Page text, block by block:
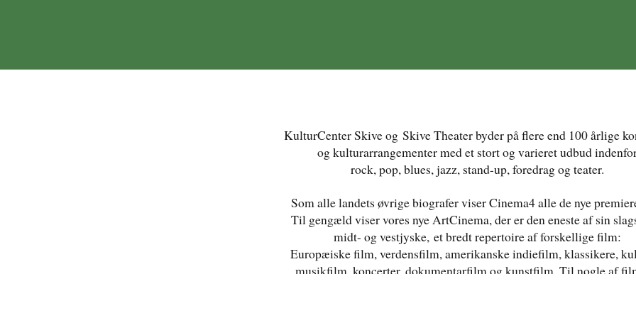
KulturCenter Skive og Skive Theater byder på flere end 100 årlige
og kulturarrangementer med et stort og varieret udbud
rock, pop, blues, jazz, stand-up, foredrag og teater.
Som alle landets øvrige biografer viser Cinema4 alle de nye
Til gengæld viser vores nye ArtCinema, der er den eneste af sin
midt- og vestjyske, et bredt repertoire af forskellige film:
Europæiske film, verdensfilm, amerikanske indiefilm, klassikere,
musikfilm, koncerter, dokumentarfilm og kunstfilm. Til nogle af